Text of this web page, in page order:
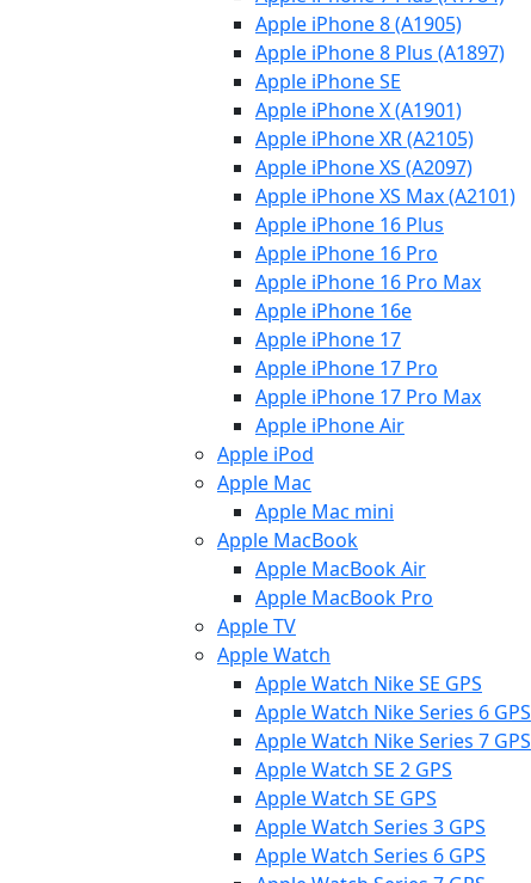
Apple iPhone 8 (A1905)
Apple iPhone 8 Plus (A1897)
Apple iPhone SE
Apple iPhone X (A1901)
Apple iPhone XR (A2105)
Apple iPhone XS (A2097)
Apple iPhone XS Max (A2101)
Apple iPhone 16 Plus
Apple iPhone 16 Pro
Apple iPhone 16 Pro Max
Apple iPhone 16e
Apple iPhone 17
Apple iPhone 17 Pro
Apple iPhone 17 Pro Max
Apple iPhone Air
Apple iPod
Apple Mac
Apple Mac mini
Apple MacBook
Apple MacBook Air
Apple MacBook Pro
Apple TV
Apple Watch
Apple Watch Nike SE GPS
Apple Watch Nike Series 6 GPS
Apple Watch Nike Series 7 GPS
Apple Watch SE 2 GPS
Apple Watch SE GPS
Apple Watch Series 3 GPS
Apple Watch Series 6 GPS